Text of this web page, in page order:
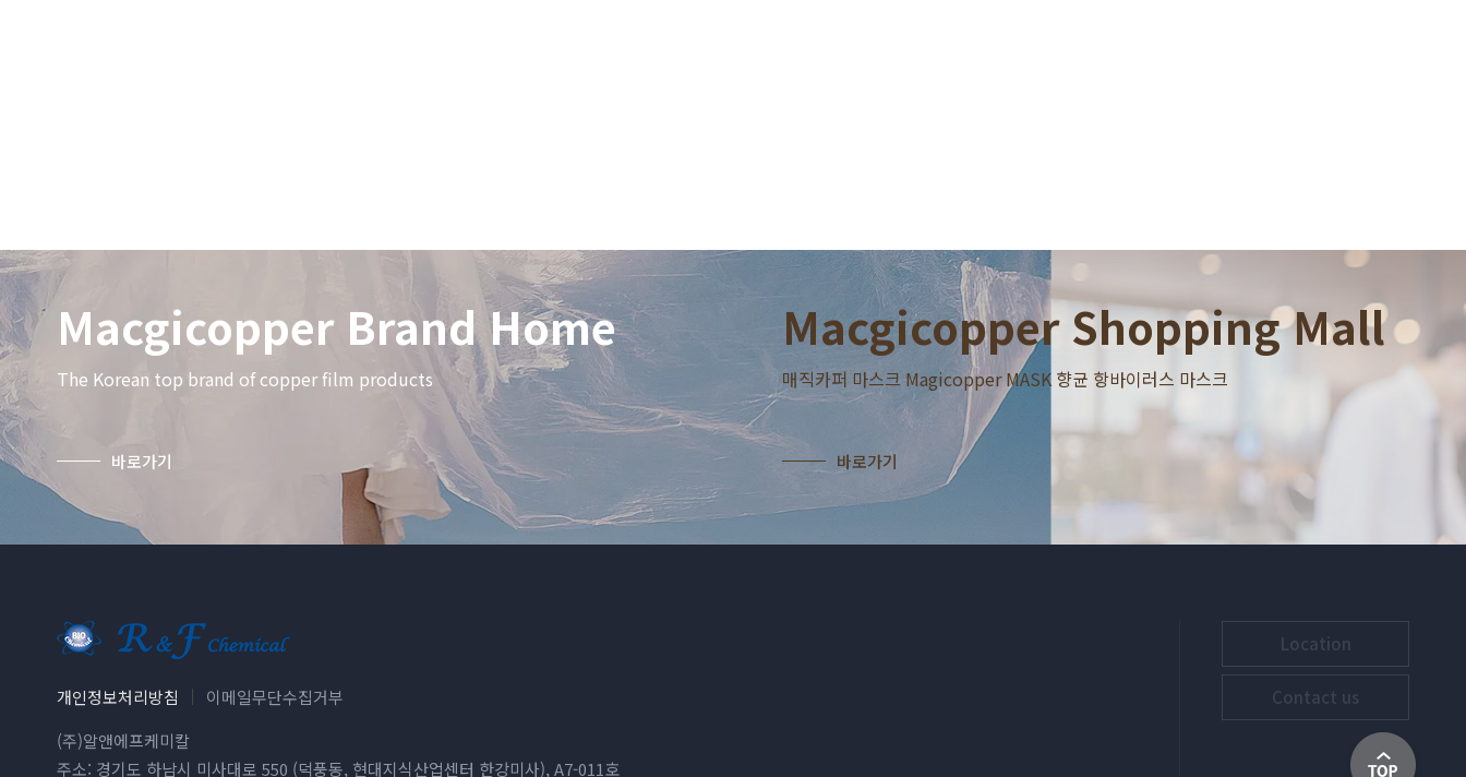
Macgicopper Brand Home
The Korean top brand of copper film products
바로가기
Macgicopper Shopping Mall
매직카퍼 마스크 Magicopper MASK 향균 항바이러스 마스크
바로가기
개인정보처리방침
이메일무단수집거부
(주)알앤에프케미칼
주소: 경기도 하남시 미사대로 550 (덕풍동, 현대지식산업센터 한강미사), A7-011호
Location
Contact us